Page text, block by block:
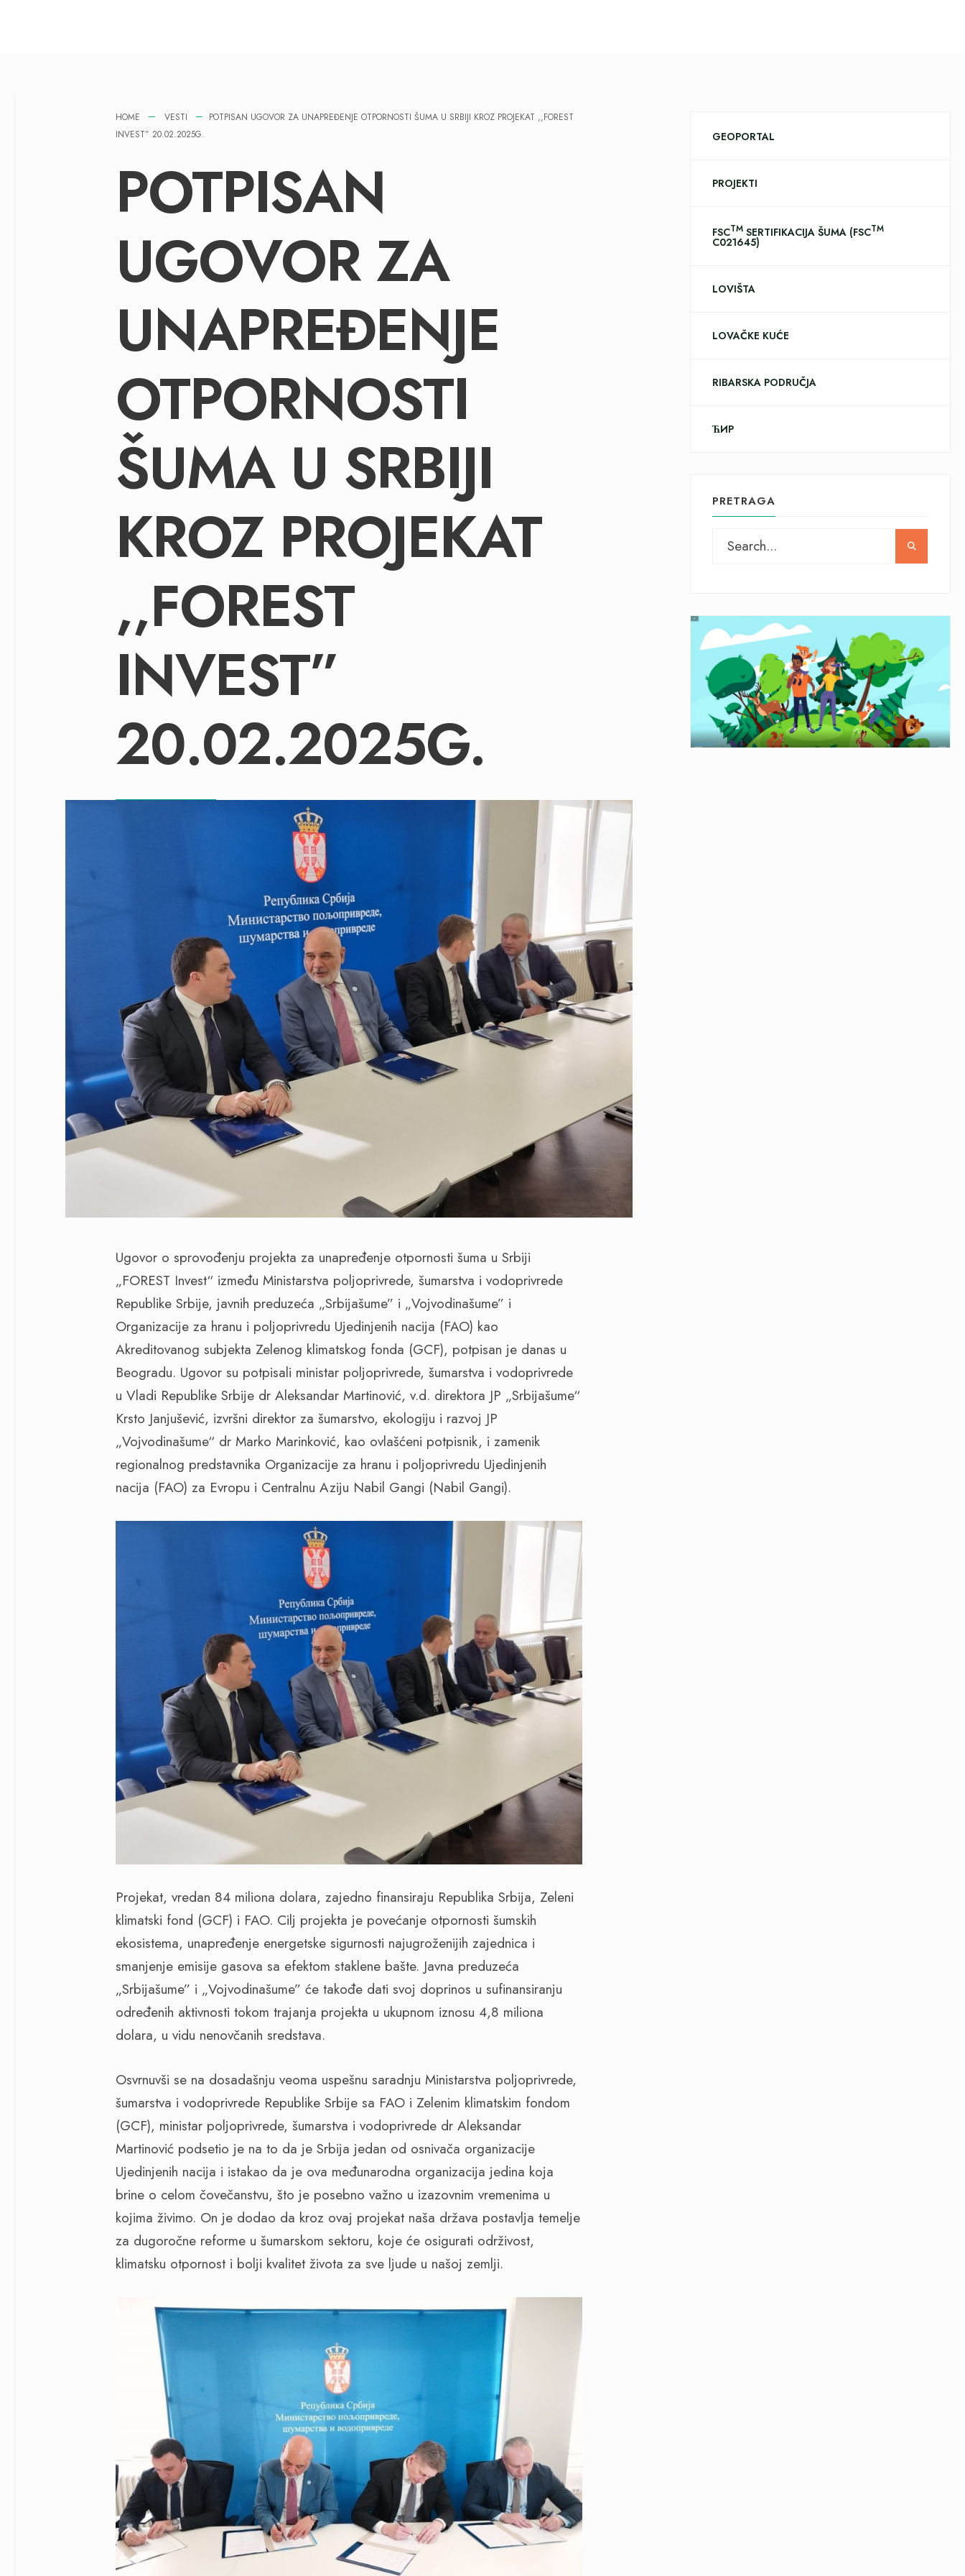
HOME VESTI
POTPISAN UGOVOR ZA UNAPREĐENJE OTPORNOSTI ŠUMA U SRBIJI KROZ PROJEKAT ,,FOREST
INVEST” 20.02.2025G.
POTPISAN
UGOVOR ZA
UNAPREĐENJE
OTPORNOSTI
ŠUMA U SRBIJI
KROZ PROJEKAT
,,FOREST
INVEST”
20.02.2025G.
Ugovor o sprovođenju projekta za unapređenje otpornosti šuma u Srbiji
„FOREST Invest“ između Ministarstva poljoprivrede, šumarstva i vodoprivrede
Republike Srbije, javnih preduzeća „Srbijašume” i „Vojvodinašume” i
Organizacije za hranu i poljoprivredu Ujedinjenih nacija (FAO) kao
Akreditovanog subjekta Zelenog klimatskog fonda (GCF), potpisan je danas u
Beogradu. Ugovor su potpisali ministar poljoprivrede, šumarstva i vodoprivrede
u Vladi Republike Srbije dr Aleksandar Martinović, v.d. direktora JP „Srbijašume“
Krsto Janjušević, izvršni direktor za šumarstvo, ekologiju i razvoj JP
„Vojvodinašume“ dr Marko Marinković, kao ovlašćeni potpisnik, i zamenik
regionalnog predstavnika Organizacije za hranu i poljoprivredu Ujedinjenih
nacija (FAO) za Evropu i Centralnu Aziju Nabil Gangi (Nabil Gangi).
Projekat, vredan 84 miliona dolara, zajedno finansiraju Republika Srbija, Zeleni
klimatski fond (GCF) i FAO. Cilj projekta je povećanje otpornosti šumskih
ekosistema, unapređenje energetske sigurnosti najugroženijih zajednica i
smanjenje emisije gasova sa efektom staklene bašte. Javna preduzeća
„Srbijašume” i „Vojvodinašume” će takođe dati svoj doprinos u sufinansiranju
određenih aktivnosti tokom trajanja projekta u ukupnom iznosu 4,8 miliona
dolara, u vidu nenovčanih sredstava.
Osvrnuvši se na dosadašnju veoma uspešnu saradnju Ministarstva poljoprivrede,
šumarstva i vodoprivrede Republike Srbije sa FAO i Zelenim klimatskim fondom
(GCF), ministar poljoprivrede, šumarstva i vodoprivrede dr Aleksandar
Martinović podsetio je na to da je Srbija jedan od osnivača organizacije
Ujedinjenih nacija i istakao da je ova međunarodna organizacija jedina koja
brine o celom čovečanstvu, što je posebno važno u izazovnim vremenima u
kojima živimo. On je dodao da kroz ovaj projekat naša država postavlja temelje
za dugoročne reforme u šumarskom sektoru, koje će osigurati održivost,
klimatsku otpornost i bolji kvalitet života za sve ljude u našoj zemlji.
GEOPORTAL
PROJEKTI
FSCTMSERTIFIKACIJA ŠUMA (FSCTM
C021645)
LOVIŠTA
LOVAČKE KUĆE
RIBARSKA PODRUČJA
ЋИР
PRETRAGA